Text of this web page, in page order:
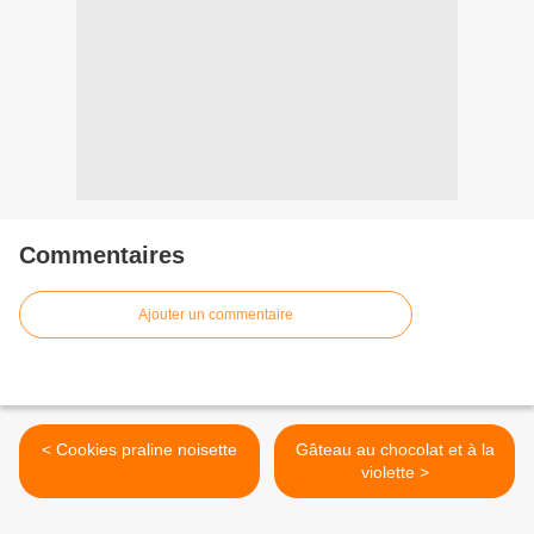
Commentaires
Ajouter un commentaire
< Cookies praline noisette
Gâteau au chocolat et à la
violette >